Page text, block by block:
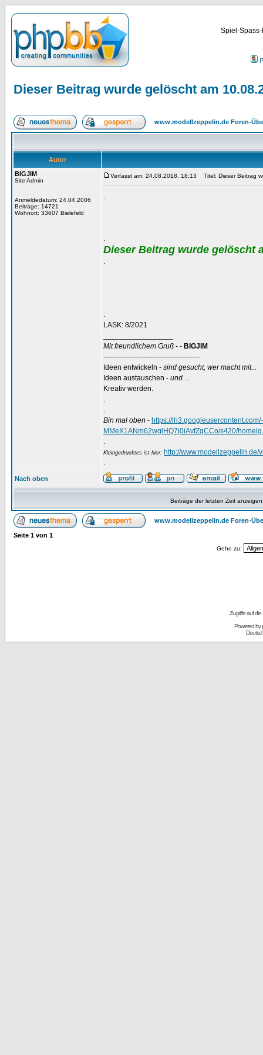
Spiel-
Dieser Beitrag wurde gelöscht am
www.modellzeppelin.de Foren-
Autor
BIGJIM
Site Admin
Anmeldedatum: 24.04.2006
Beiträge: 14721
Wohnort: 33607 Bielefeld
Verfasst am: 24.08.2018, 18:13 Titel: Dieser Beitrag
.
.
Dieser Beitrag wurde gelöscht
.
.
LASK: 8/2021
Mit freundlichem Gruß - - BIGJIM
-----------------------------------------
Ideen entwickeln - sind gesucht, wer macht mit...
Ideen austauschen - und ...
Kreativ werden.
.
.
Bin mal oben - https://
MMeX1ANm62wglHQ7j0iAvfZgCCo/s420/
.
Kleingedrucktes ist hier: http://
.
Nach oben
Beiträge der letzten Zeit
www.modellzeppelin.de Foren-
Seite 1 von 1
Gehe zu:
Zugriffe auf
Powered by